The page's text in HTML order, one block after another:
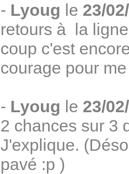
- Lyoug le 23/
retours à la
coup c'est
courage pour
- Lyoug le 23/
2 chances sur 3
J'explique.
pavé :p )